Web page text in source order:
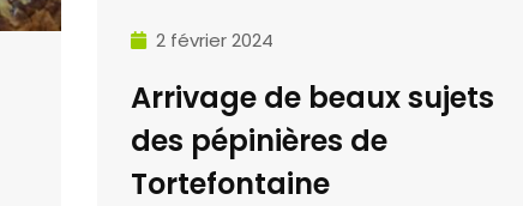
2 février 2024
Arrivage de beaux sujets
des pépinières de
Tortefontaine